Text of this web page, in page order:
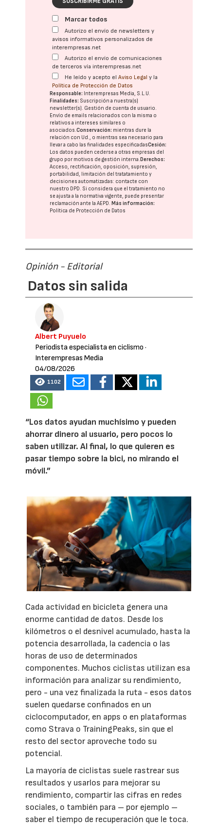
Marcar todos
Autorizo el envío de newsletters y
avisos informativos personalizados de
interempresas.net
Autorizo el envío de comunicaciones
de terceros vía interempresas.net
He leído y acepto elAviso Legal y la
Política de Protección de Datos
Responsable: Interempresas Media, S.L.U.
Finalidades: Suscripción a nuestra(s)
newsletter(s). Gestión de cuenta de usuario.
Envío de emails relacionados con la misma o
relativos a intereses similares o
asociados.Conservación: mientras dure la
relación con Ud., o mientras sea necesario para
llevar a cabo las finalidades especificadasCesión:
Los datos pueden cederse a otras empresas del
grupo por motivos de gestión interna. Derechos:
Acceso, rectificación, oposición, supresión,
portabilidad, limitación del tratatamiento y
decisiones automatizadas: contacte con
nuestro DPD. Si considera que el tratamiento no
se ajusta a la normativa vigente, puede presentar
reclamación ante laAEPD. Más información:
Política de Protección de Datos
Opinión - Editorial
Datos sin salida
Albert Puyuelo
Periodista especialista en ciclismo ·
Interempresas Media
04/08/2026
1102
“Los datos ayudan muchísimo y pueden
ahorrar dinero al usuario, pero pocos lo
saben utilizar. Al final, lo que quieren es
pasar tiempo sobre la bici, no mirando el
móvil.”
Cada actividad en bicicleta genera una
enorme cantidad de datos. Desde los
kilómetros o el desnivel acumulado, hasta la
potencia desarrollada, la cadencia o las
horas de uso de determinados
componentes. Muchos ciclistas utilizan esa
información para analizar su rendimiento,
pero - una vez finalizada la ruta - esos datos
suelen quedarse confinados en un
ciclocomputador, en apps o en plataformas
como Strava o TrainingPeaks, sin que el
resto del sector aproveche todo su
potencial.
La mayoría de ciclistas suele rastrear sus
resultados y usarlos para mejorar su
rendimiento, compartir las cifras en redes
sociales, o también para – por ejemplo –
saber el tiempo de recuperación que le toca.